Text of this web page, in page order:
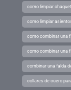
como limpiar
como limpiar
como combinar una
como combinar una
combinar una falda
collares de cuero